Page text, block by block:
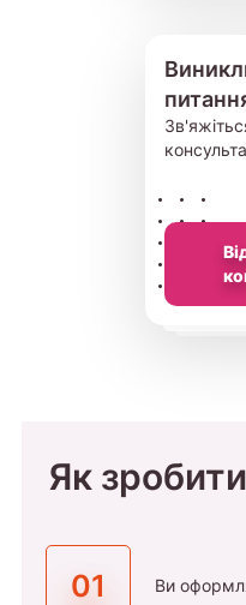
Як
01 Ви